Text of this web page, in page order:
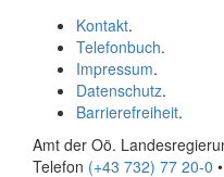
Kontakt.
Telefonbuch.
Impressum.
Datenschutz.
Barrierefreiheit.
Amt der Oö.
Telefon (+43 732) 77 20-0